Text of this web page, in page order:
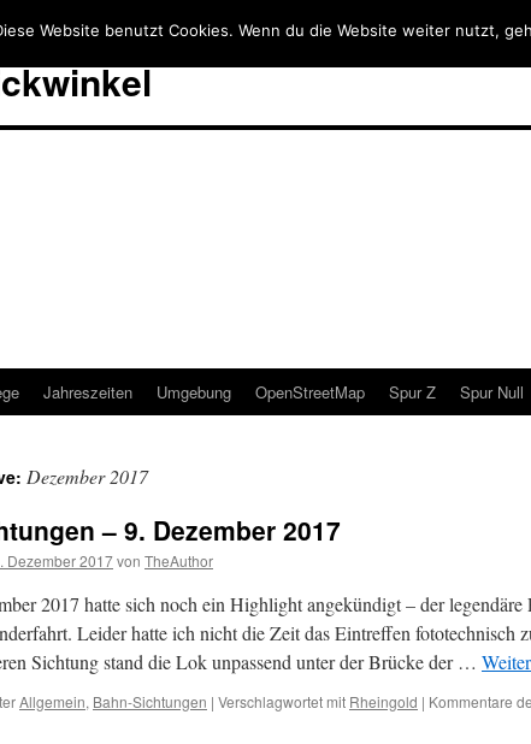
Jahreszeiten Umgebung OpenStreetMap Spur Z Spur Null
Dezember 2017
– 9. Dezember 2017
Dezember 2017von TheAuthor
2017 hatte sich noch ein Highlight angekündigt – der legendäre
Leider hatte ich nicht die Zeit das Eintreffen fototechnisch
Sichtung stand die Lok unpassend unter der Brücke der …
Allgemein, Bahn-Sichtungen | Verschlagwortet mit Rheingold | Kommentare
Website benutzt Cookies. Wenn du die Website weiter nutzt,